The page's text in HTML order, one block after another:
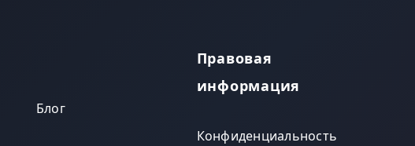
Блог
Правовая
информация
Конфиденциальность